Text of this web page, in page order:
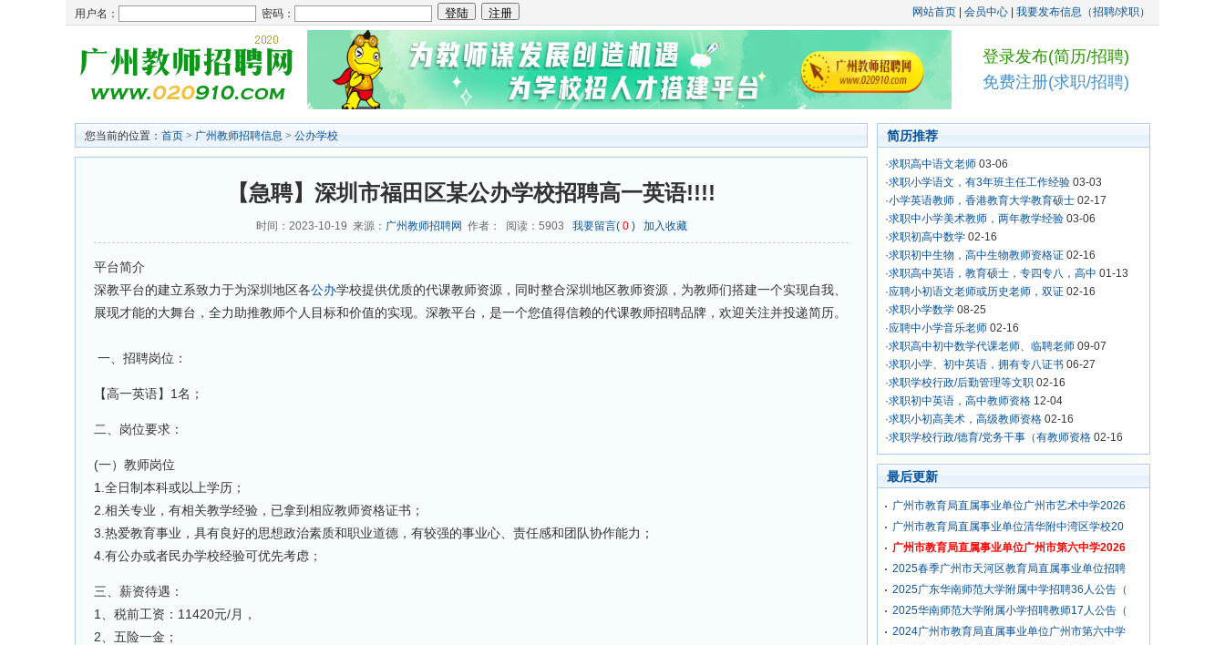
用户名： 密码： 网站首页 会员中心 我要发布信息（招聘/求职）
登录发布(简历/招聘)
免费注册(求职/招聘)
您当前的位置： 首页 > 广州教师招聘信息 > 公办学校
【急聘】深圳市福田区某公办学校招聘高一英语!!!!
时间：2023-10-19 来源： 广州教师招聘网 作者： 阅读： 5903 我要留言( 0) 加入收藏
平台简介
深教平台的建立系致力于为深圳地区各公办学校提供优质的代课教师资源，同时整合深圳地区教师资源，为教师们搭建一个实现自我、
展现才能的大舞台，全力助推教师个人目标和价值的实现。深教平台，是一个您值得信赖的代课教师招聘品牌，欢迎关注并投递简历。
一、招聘岗位：
【高一英语】1名；
二、岗位要求：
(一）教师岗位
1.全日制本科或以上学历；
2.相关专业，有相关教学经验，已拿到相应教师资格证书；
3.热爱教育事业，具有良好的思想政治素质和职业道德，有较强的事业心、责任感和团队协作能力；
4.有公办或者民办学校经验可优先考虑；
三、薪资待遇：
1、税前工资：11420元/月，
2、五险一金；
简历推荐
·求职高中语文老师 03-06
·求职小学语文，有3年班主任工作经验 03-03
·小学英语教师，香港教育大学教育硕士 02-17
·求职中小学美术教师，两年教学经验 03-06
·求职初高中数学 02-16
·求职初中生物，高中生物教师资格证 02-16
·求职高中英语，教育硕士，专四专八，高中 01-13
·应聘小初语文老师或历史老师，双证 02-16
·求职小学数学 08-25
·应聘中小学音乐老师 02-16
·求职高中初中数学代课老师、临聘老师 09-07
·求职小学、初中英语，拥有专八证书 06-27
·求职学校行政/后勤管理等文职 02-16
·求职初中英语，高中教师资格 12-04
·求职小初高美术，高级教师资格 02-16
·求职学校行政/德育/党务干事（有教师资格 02-16
最后更新
广州市教育局直属事业单位广州市艺术中学2026
广州市教育局直属事业单位清华附中湾区学校20
广州市教育局直属事业单位广州市第六中学2026
2025春季广州市天河区教育局直属事业单位招聘
2025广东华南师范大学附属中学招聘36人公告（
2025华南师范大学附属小学招聘教师17人公告（
2024广州市教育局直属事业单位广州市第六中学